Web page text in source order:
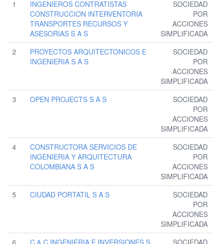
1
INGENIEROS CONTRATISTAS
CONSTRUCCION INTERVENTORIA
TRANSPORTES RECURSOS Y
ASESORIAS S A S
SOCIEDAD
POR
ACCIONES
SIMPLIFICADA
2
PROYECTOS ARQUITECTONICOS E
INGENIERIA S A S
SOCIEDAD
POR
ACCIONES
SIMPLIFICADA
3
OPEN PROJECTS S A S
SOCIEDAD
POR
ACCIONES
SIMPLIFICADA
4
CONSTRUCTORA SERVICIOS DE
INGENIERIA Y ARQUITECTURA
COLOMBIANA S A S
SOCIEDAD
POR
ACCIONES
SIMPLIFICADA
5
CIUDAD PORTATIL S A S
SOCIEDAD
POR
ACCIONES
SIMPLIFICADA